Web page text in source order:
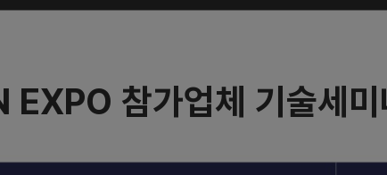
버스
배치도
참가업체 기술세미